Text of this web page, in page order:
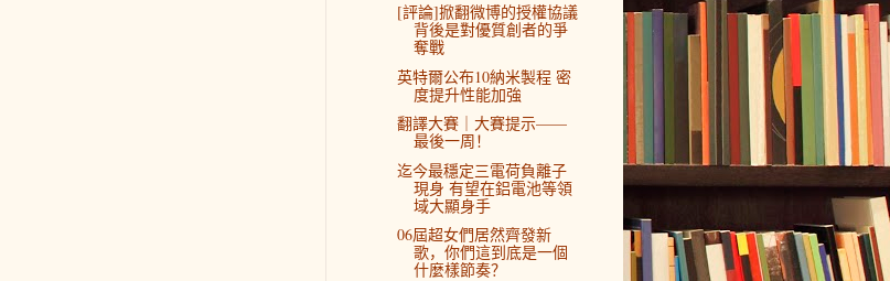
[評論]掀翻微博的授權協議
背後是對優質創者的爭
奪戰
英特爾公布10納米製程 密
度提升性能加強
翻譯大賽｜大賽提示——
最後一周！
迄今最穩定三電荷負離子
現身 有望在鋁電池等領
域大顯身手
06屆超女們居然齊發新
歌，你們這到底是一個
什麼樣節奏？